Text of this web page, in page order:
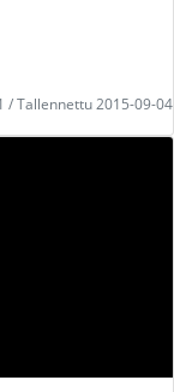
/ Tallennettu 2015-09-04